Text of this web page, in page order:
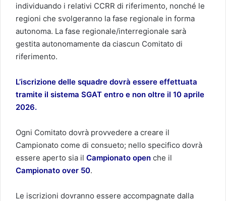
individuando i relativi CCRR di riferimento, nonché le
regioni che svolgeranno la fase regionale in forma
autonoma. La fase regionale/interregionale sarà
gestita autonomamente da ciascun Comitato di
riferimento.
L’iscrizione delle squadre dovrà essere effettuata
tramite il sistema SGAT entro e non oltre il 10 aprile
2026.
Ogni Comitato dovrà provvedere a creare il
Campionato come di consueto; nello specifico dovrà
essere aperto sia il Campionato open che il
Campionato over 50.
Le iscrizioni dovranno essere accompagnate dalla